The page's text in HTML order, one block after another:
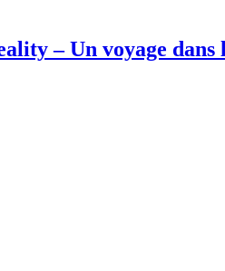
– Un voyage